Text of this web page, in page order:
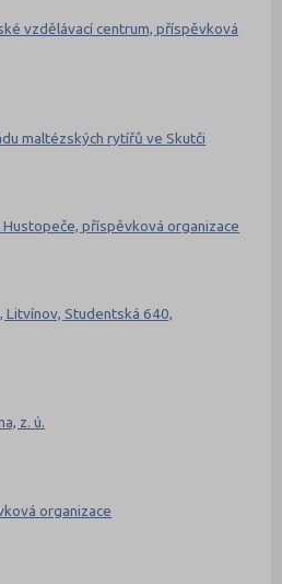
vzdělávací centrum, příspěvková
maltézských rytířů ve Skutči
Hustopeče, příspěvková organizace
Litvínov, Studentská 640,
z. ú.
organizace